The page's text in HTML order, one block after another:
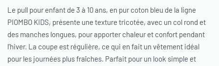
Le pull pour enfant de 3 à 10 ans, en pur coton bleu de la ligne
PIOMBO KIDS, présente une texture tricotée, avec un col rond et
des manches longues, pour apporter chaleur et confort pendant
l’hiver. La coupe est régulière, ce qui en fait un vêtement idéal
pour les journées plus fraîches. Parfait pour un look simple et